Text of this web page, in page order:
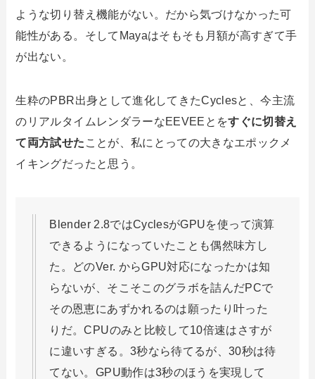
ような切り替え機能がない。だから気づけなかった可
能性がある。そしてMayaはそもそも月額が高すぎて手
が出ない。
生粋のPBR出身として進化してきたCyclesと、今主流
のリアルタイムレンダラーなEEVEEとをすぐに切替え
て両方試せた ことが、私にとっての大きなエポックメ
イキングだったと思う。
Blender 2.8ではCyclesがGPUを使って演算
できるようになっていたことも偶然味方し
た。どのVer. からGPU対応になったかは知
らないが、そこそこのグラボを詰んだPCで
その恩恵にあずかれるのは願ったり叶った
りだ。CPUのみと比較して10倍速はさすが
に違いすぎる。3秒なら待てるが、30秒は待
てない。GPU動作は3秒のほうを実現して